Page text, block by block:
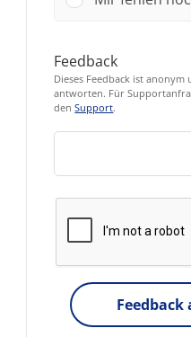
Feedback
Dieses Feedback ist
antworten. Für
denSupport.
Feedback